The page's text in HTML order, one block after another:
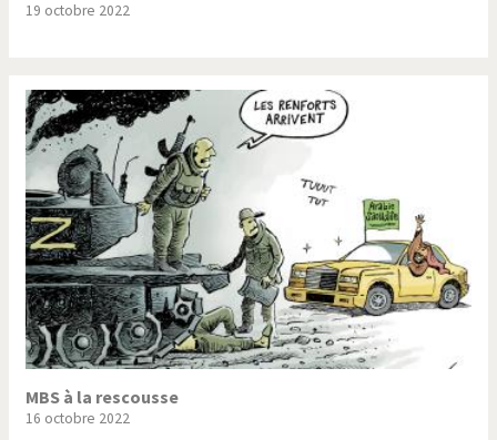
19 octobre 2022
MBS à la rescousse
16 octobre 2022